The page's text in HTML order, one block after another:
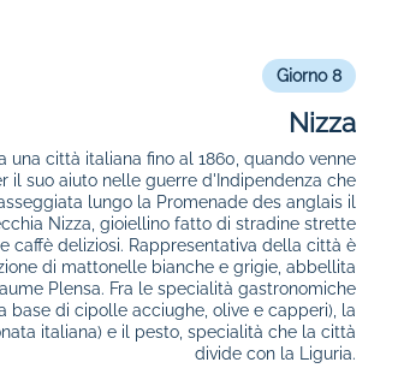
Giorno 8
Nizza
città italiana fino al 1860, quando venne
il suo aiuto nelle guerre d'Indipendenza che
lungo la Promenade des anglais il
Nizza, gioiellino fatto di stradine strette
caffè deliziosi. Rappresentativa della città è
di mattonelle bianche e grigie, abbellita
Plensa. Fra le specialità gastronomiche
base di cipolle acciughe, olive e capperi), la
italiana) e il pesto, specialità che la città
divide con la Liguria.